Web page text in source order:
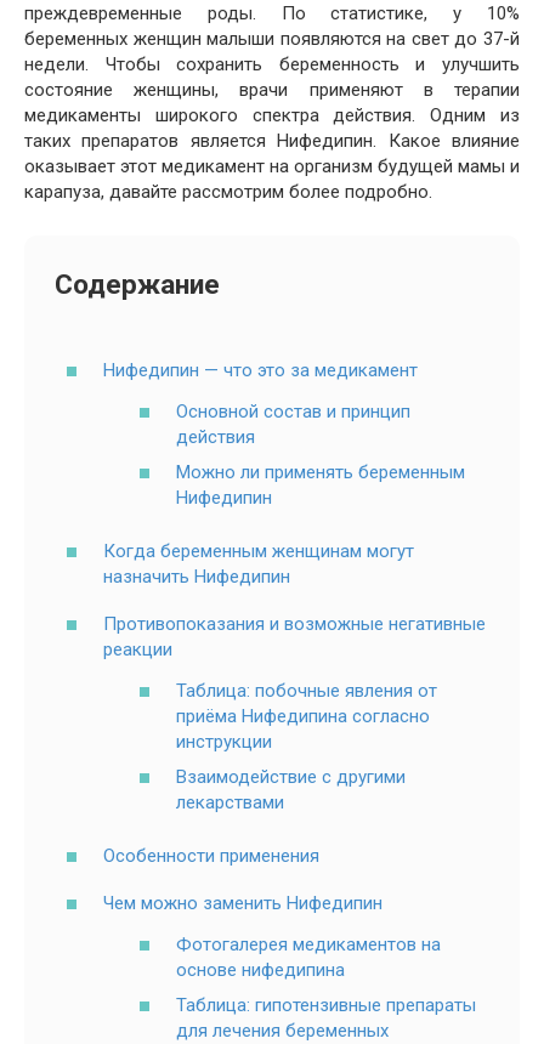
преждевременные роды. По статистике, у 10%
беременных женщин малыши появляются на свет до 37-й
недели. Чтобы сохранить беременность и улучшить
состояние женщины, врачи применяют в терапии
медикаменты широкого спектра действия. Одним из
таких препаратов является Нифедипин. Какое влияние
оказывает этот медикамент на организм будущей мамы и
карапуза, давайте рассмотрим более подробно.
Содержание
Нифедипин — что это за медикамент
Основной состав и принцип
действия
Можно ли применять беременным
Нифедипин
Когда беременным женщинам могут
назначить Нифедипин
Противопоказания и возможные негативные
реакции
Таблица: побочные явления от
приёма Нифедипина согласно
инструкции
Взаимодействие с другими
лекарствами
Особенности применения
Чем можно заменить Нифедипин
Фотогалерея медикаментов на
основе нифедипина
Таблица: гипотензивные препараты
для лечения беременных